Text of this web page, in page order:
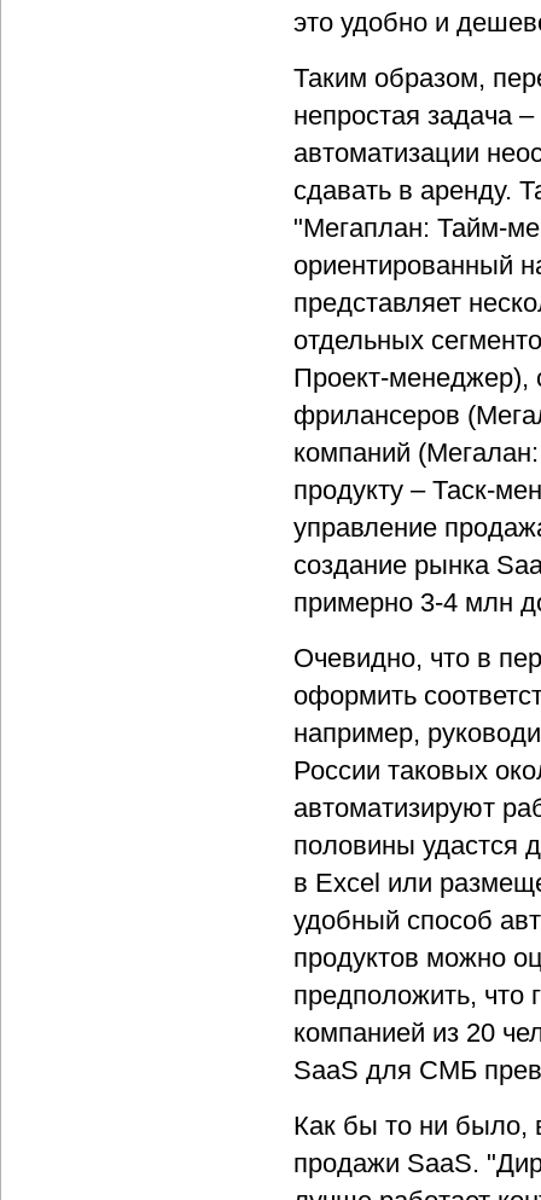
это удобно и
Таким образом,
непростая задача
автоматизации
сдавать в аренду.
"Мегаплан: Тайм-
ориентированный
представляет
отдельных
Проект-менеджер),
фрилансеров
компаний
продукту – Таск-
управление
создание рынка
примерно 3-4 млн
Очевидно, что в
оформить
например,
России таковых
автоматизируют
половины удастся
в Excel или
удобный способ
продуктов можно
предположить, что
компанией из 20
SaaS для СМБ
Как бы то ни было,
продажи SaaS.